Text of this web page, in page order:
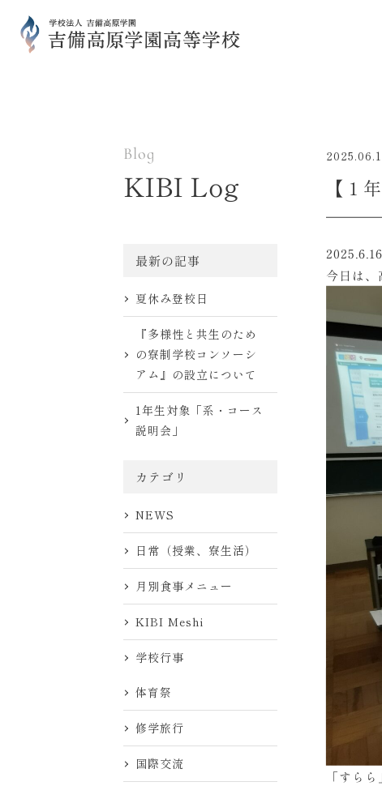
Blog
KIBI Log
最新の記事
夏休み登校日
『多様性と共生のため
の寮制学校コンソーシ
アム』の設立について
1年生対象「系・コース
説明会」
カテゴリ
NEWS
日常（授業、寮生活）
月別食事メニュー
KIBI Meshi
学校行事
体育祭
修学旅行
国際交流
【１
2025.6.16
今日は、
「すら